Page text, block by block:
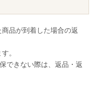
品が到着した場合の返
。
できない際は、返品・返